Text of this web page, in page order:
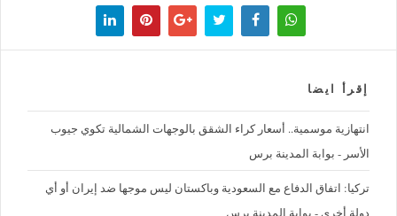
إقرأ ايضا
‪انتهازية موسمية.. أسعار كراء الشقق بالوجهات الشمالية تكوي جيوب
الأسر - بوابة المدينة برس
تركيا: اتفاق الدفاع مع السعودية وباكستان ليس موجها ضد إيران أو أي
دولة أخرى - بوابة المدينة برس